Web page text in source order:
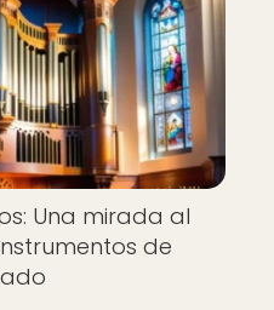
Una mirada al
de